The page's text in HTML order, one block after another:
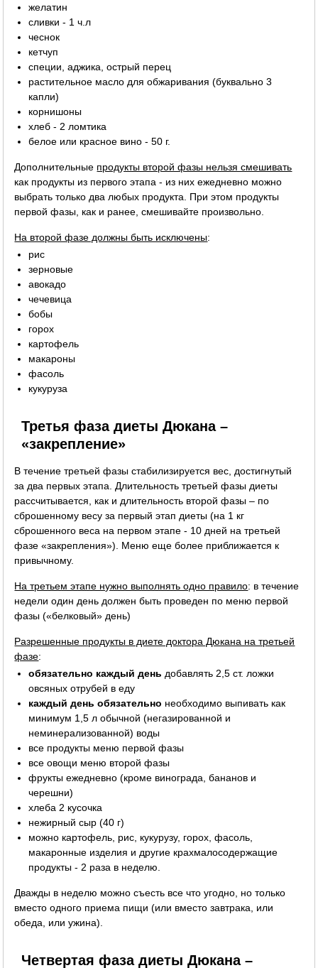
желатин
сливки - 1 ч.л
чеснок
кетчуп
специи, аджика, острый перец
растительное масло для обжаривания (буквально 3
капли)
корнишоны
хлеб - 2 ломтика
белое или красное вино - 50 г.
Дополнительные продукты второй фазы нельзя смешивать
как продукты из первого этапа - из них ежедневно можно
выбрать только два любых продукта. При этом продукты
первой фазы, как и ранее, смешивайте произвольно.
На второй фазе должны быть исключены:
рис
зерновые
авокадо
чечевица
бобы
горох
картофель
макароны
фасоль
кукуруза
Третья фаза диеты Дюкана –
«закрепление»
В течение третьей фазы стабилизируется вес, достигнутый
за два первых этапа. Длительность третьей фазы диеты
рассчитывается, как и длительность второй фазы – по
сброшенному весу за первый этап диеты (на 1 кг
сброшенного веса на первом этапе - 10 дней на третьей
фазе «закрепления»). Меню еще более приближается к
привычному.
На третьем этапе нужно выполнять одно правило: в течение
недели один день должен быть проведен по меню первой
фазы («белковый» день)
Разрешенные продукты в диете доктора Дюкана на третьей
фазе:
обязательно каждый день добавлять 2,5 ст. ложки
овсяных отрубей в еду
каждый день обязательно необходимо выпивать как
минимум 1,5 л обычной (негазированной и
неминерализованной) воды
все продукты меню первой фазы
все овощи меню второй фазы
фрукты ежедневно (кроме винограда, бананов и
черешни)
хлеба 2 кусочка
нежирный сыр (40 г)
можно картофель, рис, кукурузу, горох, фасоль,
макаронные изделия и другие крахмалосодержащие
продукты - 2 раза в неделю.
Дважды в неделю можно съесть все что угодно, но только
вместо одного приема пищи (или вместо завтрака, или
обеда, или ужина).
Четвертая фаза диеты Дюкана –